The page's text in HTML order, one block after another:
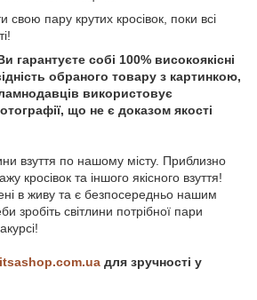
свою пару крутих кросівок, поки всі
гарантуєте собі 100% високоякісні
обраного товару з картинкою,
використовує
що не є доказом якості
взуття по нашому місту. Приблизно
кросівок та іншого якісного взуття!
в живу та є безпосередньо нашим
зробіть світлини потрібної пари
для зручності у